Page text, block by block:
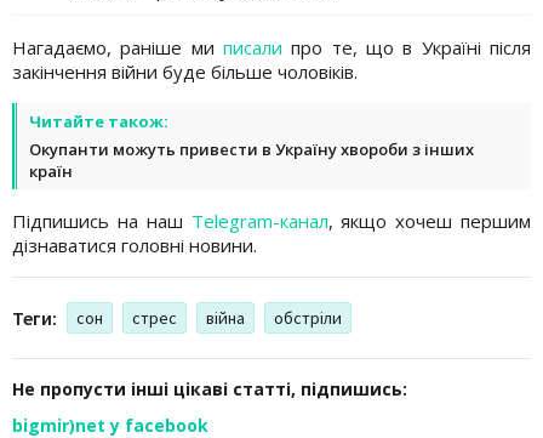
Нагадаємо, раніше ми писали про те, що в Україні після
закінчення війни буде більше чоловіків.
Читайте також:
Окупанти можуть привести в Україну хвороби з інших
країн
Підпишись на наш Telegram-канал, якщо хочеш першим
дізнаватися головні новини.
Теги: сон стрес війна обстріли
Не пропусти інші цікаві статті, підпишись:
bigmir)net у facebook